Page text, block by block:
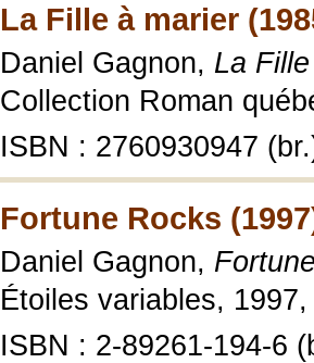
La Fille à marier
Daniel Gagnon, La
Collection Roman
ISBN : 2760930947
Fortune Rocks
Daniel Gagnon,
Étoiles variables,
ISBN : 2-89261-194-6